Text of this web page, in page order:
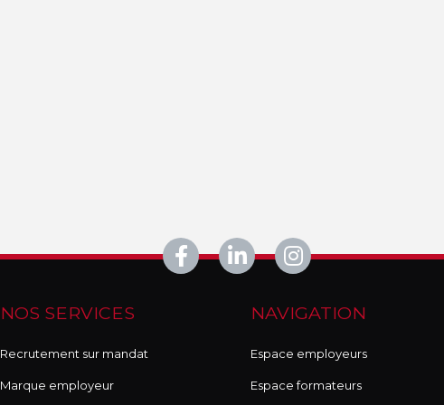
NOS SERVICES
Recrutement sur mandat
Marque employeur
NAVIGATION
Espace employeurs
Espace formateurs